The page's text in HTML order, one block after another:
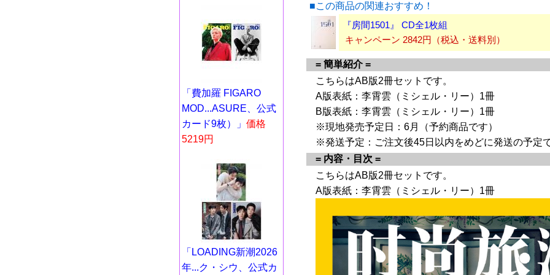
「費加羅 FIGARO
MOD...ASURE、公式
カード9枚）」 価格
5219円
「LOADING新潮2026
年...ク・シウ、公式カ
■この商品の関連おすすめ！
『房間1501』 CD全1枚組
キャンペーン 2842円（税込・送料別）
= 簡単紹介 =
こちらはAB版2冊セットです。
A版表紙：李霄雲（ミシェル・リー）1冊
B版表紙：李霄雲（ミシェル・リー）1冊
※現地発売予定日：6月（予約商品です）
※発送予定：ご注文後45日以内をめどに発送の予定
= 内容・目次 =
こちらはAB版2冊セットです。
A版表紙：李霄雲（ミシェル・リー）1冊